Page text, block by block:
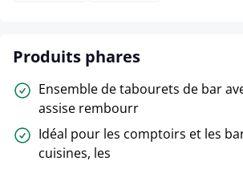
Produits phares
Ensemble de tabourets de bar
assise rembourr
Idéal pour les comptoirs et les
cuisines, les